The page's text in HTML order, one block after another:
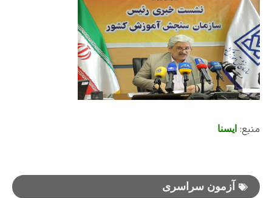
منبع: ایسنا
آزمون سراسری